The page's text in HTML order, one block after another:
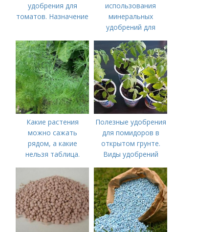
удобрения для
томатов. Назначение
использования
минеральных
удобрений для
Минеральное
питание
Какие растения
можно сажать
рядом, а какие
нельзя таблица.
Полезные удобрения
для помидоров в
открытом грунте.
Виды удобрений